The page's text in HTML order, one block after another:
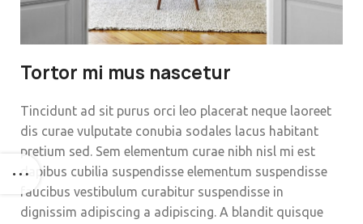
Tortor mi mus nascetur
Tincidunt ad sit purus orci leo placerat neque laoreet
dis curae vulputate conubia sodales lacus habitant
pretium sed. Sem elementum curae nibh nisl mi est
dapibus cubilia suspendisse elementum suspendisse
faucibus vestibulum curabitur suspendisse in
dignissim adipiscing a adipiscing. A blandit quisque